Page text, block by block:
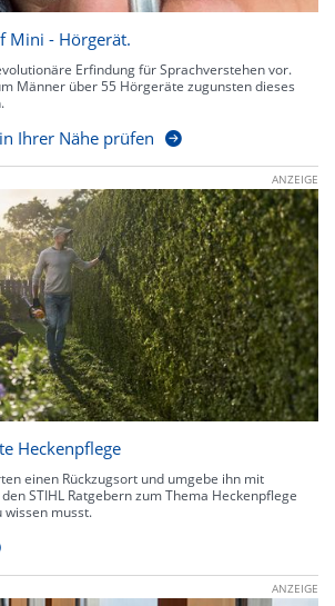
Mini - Hörgerät.
Erfindung für Sprachverstehen vor.
Männer über 55 Hörgeräte zugunsten dieses
Ihrer Nähe prüfen
ANZEIGE
Heckenpflege
einen Rückzugsort und umgebe ihn mit
STIHL Ratgebern zum Thema Heckenpflege
wissen musst.
ANZEIGE